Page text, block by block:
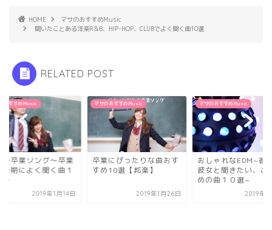
HOME
マサのおすすめMusic
聞いたことある洋楽R＆B、HIP-HOP、CLUBでよく聞く曲10選
RELATED POST
おすすめMusic
の卒業ソング〜卒業
時期によく聞く曲１
〜
2019年1月14日
マサのおすすめMusic
卒業にぴったりな曲おす
すめ10選【邦楽】
2019年1月26日
マサのおすすめMusic
おしゃれなEDM~彼
彼女と聞きたい、お
めの曲１０選~
2019年2